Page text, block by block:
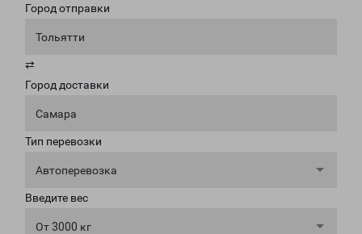
Город отправки
Тольятти
⇄
Город доставки
Самара
Тип перевозки
Автоперевозка
Введите вес
От 3000 кг